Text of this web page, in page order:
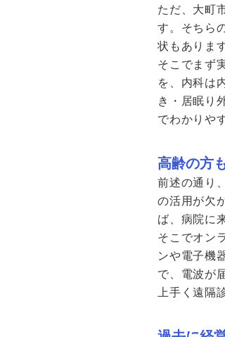
ただ、大町
す。そちら
状もあります
そこでまず
を、内科は
き・居眠り
でわかりや
高齢の方
前述の通り
の活用が欠
ば、病院に
そこでオン
ンや電子機
で、電波が
上手く遠隔